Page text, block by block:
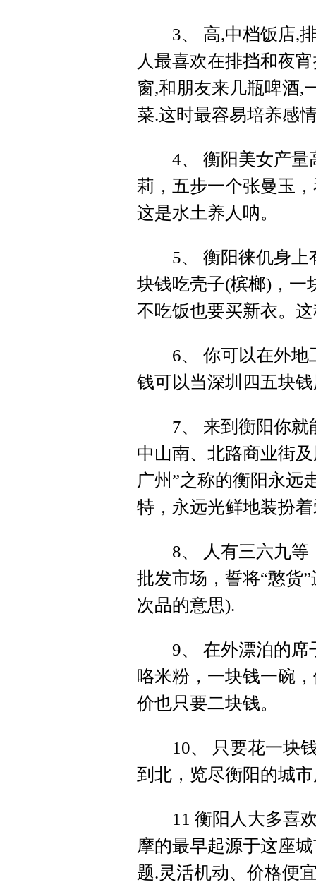
3、 高,中档饭店,排
人最喜欢在排挡和夜
窗,和朋友来几瓶啤酒,
菜.这时最容易培养感
4、 衡阳美女产量
莉，五步一个张曼玉
这是水土养人呐。
5、 衡阳徕仉身上
块钱吃壳子(槟榔)，一
不吃饭也要买新衣。
6、 你可以在外地
钱可以当深圳四五块钱
7、 来到衡阳你就
中山南、北路商业街
广州”之称的衡阳永远
特，永远光鲜地装扮
8、 人有三六九等
批发市场，誓将“憨货
次品的意思).
9、 在外漂泊的席
咯米粉，一块钱一碗
价也只要二块钱。
10、 只要花一块钱
到北，览尽衡阳的城
11 衡阳人大多喜欢
摩的最早起源于这座
题.灵活机动、价格便